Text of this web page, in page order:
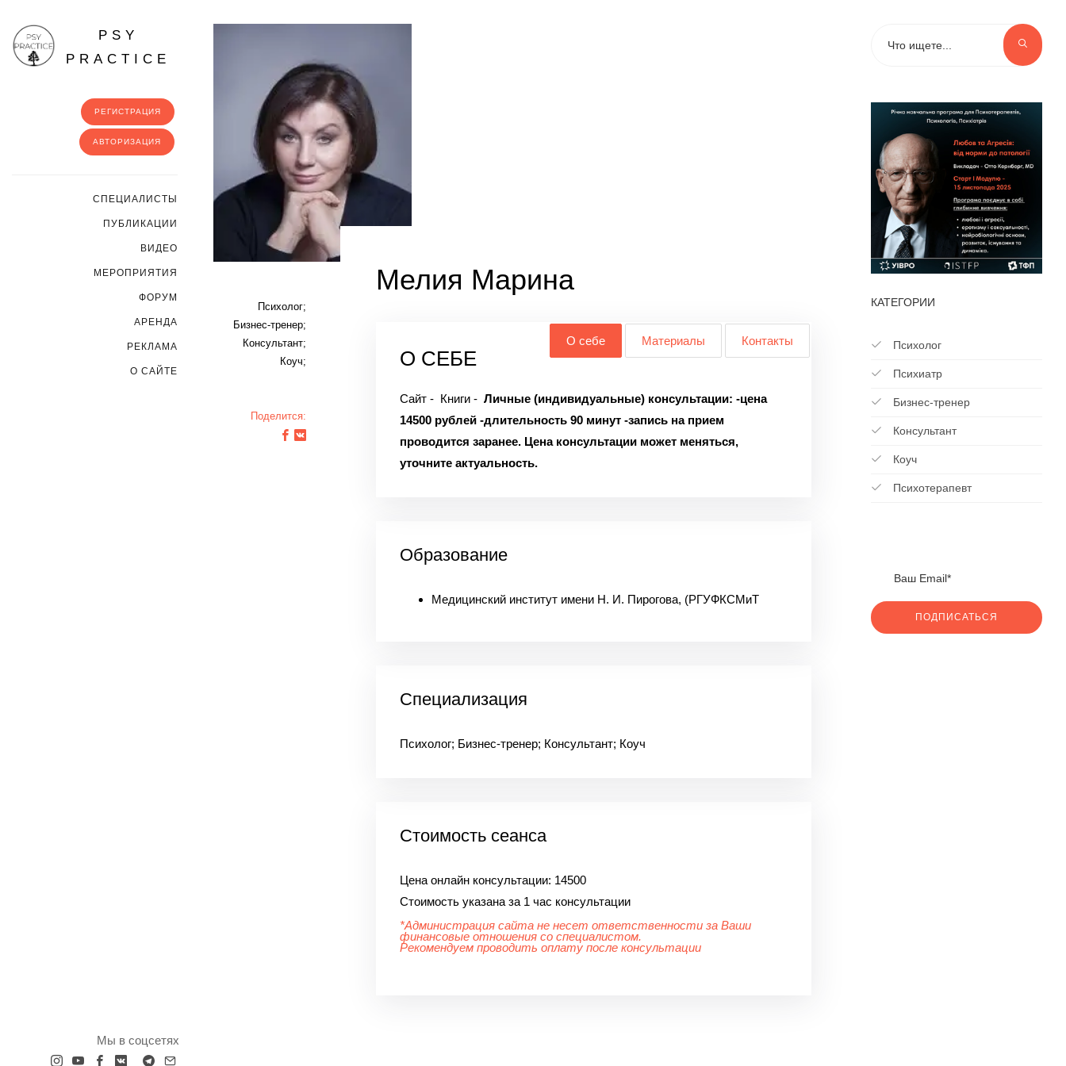
PSY
PRACTICE
РЕГИСТРАЦИЯ
АВТОРИЗАЦИЯ
CПЕЦИАЛИСТЫ
ПУБЛИКАЦИИ
ВИДЕО
МЕРОПРИЯТИЯ
ФОРУМ
АРЕНДА
РЕКЛАМА
О САЙТЕ
Мы в соцсетях
Психолог;
Бизнес-тренер;
Консультант;
Коуч;
Поделится:
Мелия Марина
О себе Материалы Контакты
О СЕБЕ
Сайт - Книги - Личные (индивидуальные) консультации: -цена
14500 рублей-длительность 90 минут-запись на прием
проводится заранее. Цена консультации может меняться,
уточните актуальность.
Образование
Медицинский институт имени Н. И. Пирогова, (РГУФКСМиТ
Специализация
Психолог; Бизнес-тренер; Консультант; Коуч
Стоимость сеанса
Цена онлайн консультации: 14500
Стоимость указана за 1 час консультации
*Администрация сайта не несет ответственности за Ваши
финансовые отношения со специалистом.
Рекомендуем проводить оплату после консультации
КАТЕГОРИИ
Психолог
Психиатр
Бизнес-тренер
Консультант
Коуч
Психотерапевт
ПОДПИСАТЬСЯ